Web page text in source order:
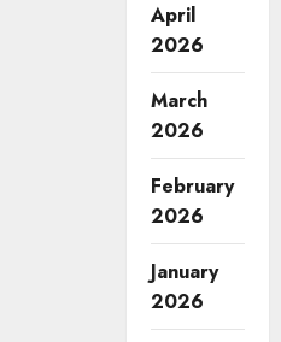
April
2026
March
2026
February
2026
January
2026